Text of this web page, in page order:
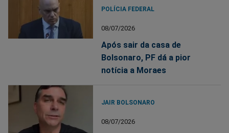
POLÍCIA FEDERAL
08/07/2026
Após sair da casa de
Bolsonaro, PF dá a pior
notícia a Moraes
JAIR BOLSONARO
08/07/2026